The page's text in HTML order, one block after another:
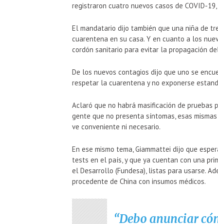
registraron cuatro nuevos casos de COVID-
El mandatario dijo también que una niña de
cuarentena en su casa. Y en cuanto a los
cordón sanitario para evitar la propagación
De los nuevos contagios dijo que uno se
respetar la cuarentena y no exponerse
Aclaró que no habrá masificación de
gente que no presenta síntomas, esas
ve conveniente ni necesario.
En ese mismo tema, Giammattei dijo que
tests en el país, y que ya cuentan con una
el Desarrollo (Fundesa), listas para usarse.
procedente de China con insumos médicos.
Debo anunciar